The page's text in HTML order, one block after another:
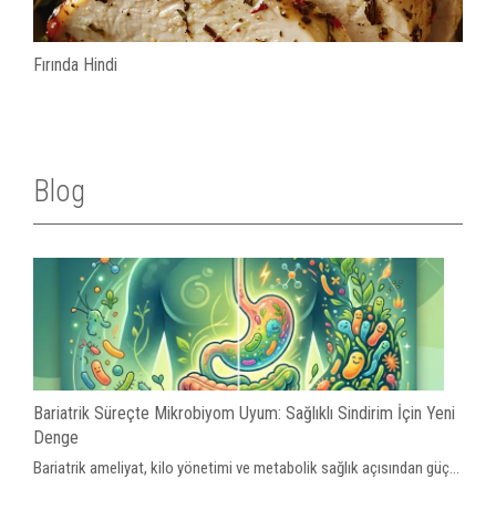
Fırında Hindi
Blog
Bariatrik Süreçte Mikrobiyom Uyum: Sağlıklı Sindirim İçin Yeni
Denge
Bariatrik ameliyat, kilo yönetimi ve metabolik sağlık açısından güç...